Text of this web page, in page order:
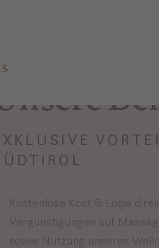
Kostenlose Kost & Logis
Vergünstigungen auf
sowie Nutzung unseres